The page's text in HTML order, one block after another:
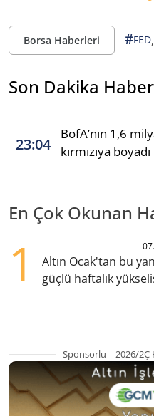
Borsa Haberleri #FED,
Son Dakika
23:04
BofA’nın 1,6
kırmızıya boyadı
En Çok Okunan
1
Altın Ocak'tan bu
güçlü haftalık
Sponsorlu | 2026/2Ç